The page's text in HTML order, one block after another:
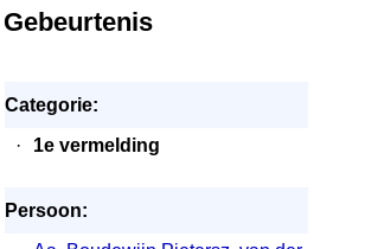
Gebeurtenis
Categorie:
·
1e vermelding
Persoon: